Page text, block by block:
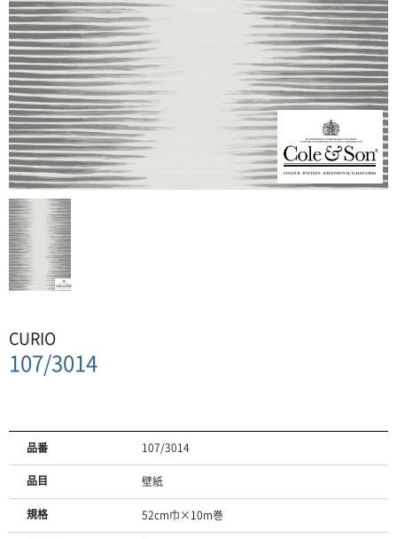
CURIO
107/3014
品番 107/3014
品目 壁紙
規格 52cm巾×10m巻